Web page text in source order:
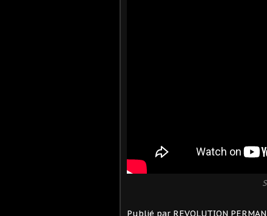
Publié par REVOLUTION